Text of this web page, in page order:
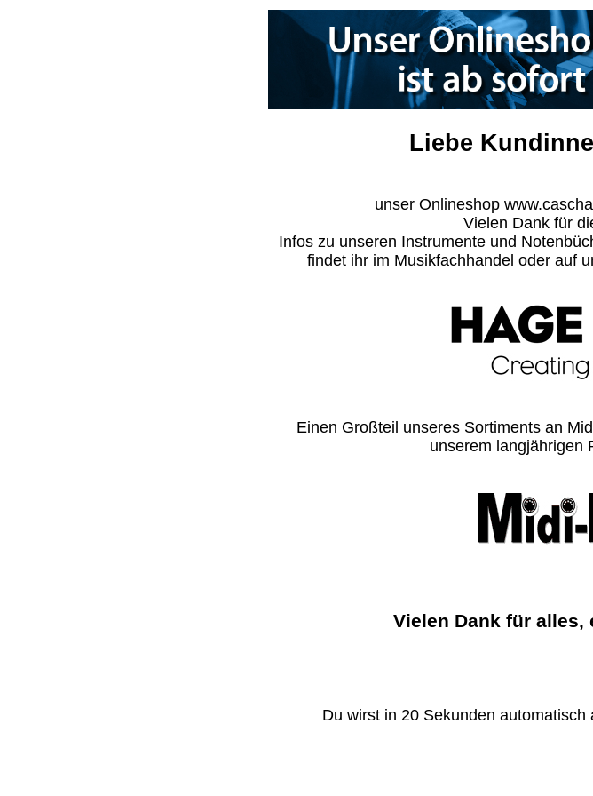
Liebe
unser Onlineshop
Vielen Dank für
Infos zu unseren Instrumente und
findet ihr im Musikfachhandel oder auf
Einen Großteil unseres Sortiments an
unserem langjährigen
Vielen Dank für alles,
Du wirst in 20 Sekunden